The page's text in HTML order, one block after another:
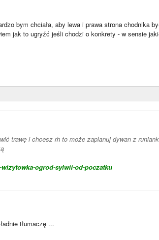
bym chciała, aby lewa i prawa strona chodnika
jak to ugryźć jeśli chodzi o konkrety - w sensie
trawę i chcesz rh to może zaplanuj dywan z
ogrod-sylwii-od-poczatku
tłumaczę ...